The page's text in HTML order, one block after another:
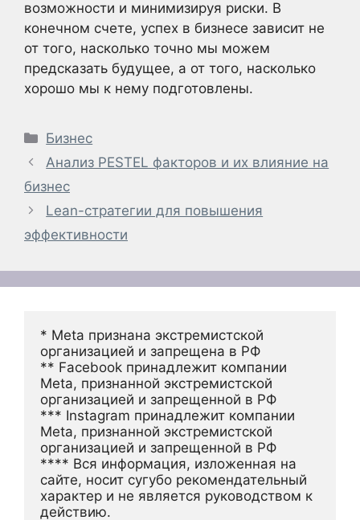
возможности и минимизируя риски. В
конечном счете, успех в бизнесе зависит не
от того, насколько точно мы можем
предсказать будущее, а от того, насколько
хорошо мы к нему подготовлены.
Рубрики
Бизнес
Анализ PESTEL факторов и их влияние на
бизнес
Lean-стратегии для повышения
эффективности
* Meta признана экстремистской
организацией и запрещена в РФ
** Facebook принадлежит компании
Meta, признанной экстремистской
организацией и запрещенной в РФ
*** Instagram принадлежит компании
Meta, признанной экстремистской
организацией и запрещенной в РФ
**** Вся информация, изложенная на
сайте, носит сугубо рекомендательный
характер и не является руководством к
действию.